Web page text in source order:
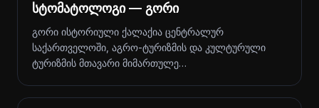
სტომატოლოგი — გორი
გორი ისტორიული ქალაქია ცენტრალურ
საქართველოში, აგრო-ტურიზმის და კულტურული
ტურიზმის მთავარი მიმართულე…